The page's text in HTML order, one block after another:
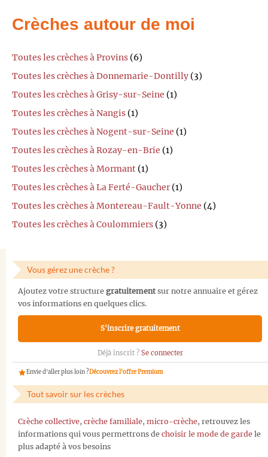
Crèches autour de moi
Toutes les crèches à Provins (6)
Toutes les crèches à Donnemarie-Dontilly (3)
Toutes les crèches à Grisy-sur-Seine (1)
Toutes les crèches à Nangis (1)
Toutes les crèches à Nogent-sur-Seine (1)
Toutes les crèches à Rozay-en-Brie (1)
Toutes les crèches à Mormant (1)
Toutes les crèches à La Ferté-Gaucher (1)
Toutes les crèches à Montereau-Fault-Yonne (4)
Toutes les crèches à Coulommiers (3)
Vous gérez une crèche ?
Ajoutez votre structure gratuitementsur notre annuaire et gérez
vos informations en quelques clics.
S'inscrire gratuitement
Déjà inscrit ? Se connecter
Envie d'aller plus loin ?Découvrez l'offre Premium
Tout savoir sur les crèches
Crèche collective, crèche familiale, micro-crèche, retrouvez les
informations qui vous permettrons de choisir le mode de garde le
plus adapté à vos besoins